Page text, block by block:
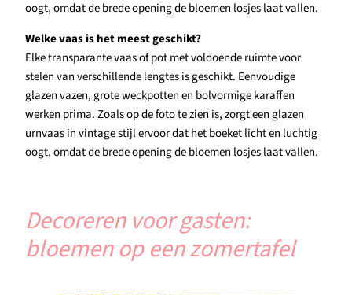
oogt, omdat de brede opening de bloemen losjes laat vallen.
Welke vaas is het meest geschikt?
Elke transparante vaas of pot met voldoende ruimte voor
stelen van verschillende lengtes is geschikt. Eenvoudige
glazen vazen, grote weckpotten en bolvormige karaffen
werken prima. Zoals op de foto te zien is, zorgt een glazen
urnvaas in vintage stijl ervoor dat het boeket licht en luchtig
oogt, omdat de brede opening de bloemen losjes laat vallen.
Decoreren voor gasten:
bloemen op een zomertafel